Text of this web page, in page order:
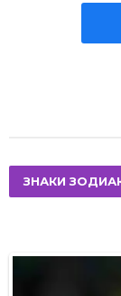
P
a
i
ЗНАКИ